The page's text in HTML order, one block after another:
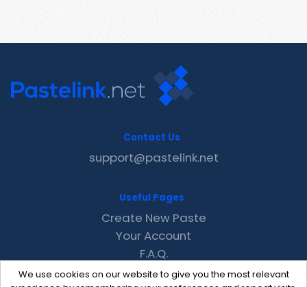
We use cookies on our website to give you the most relevant
Contact Us
support@pastelink.net
Useful Pages
Create New Paste
Your Account
F.A.Q.
Recent